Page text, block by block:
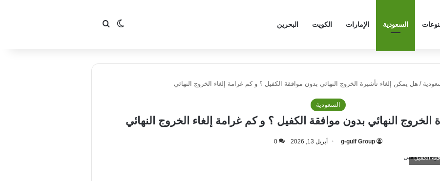
السعودية الإمارات الكويت البحرين الوضع المظلم
بحث عن
/ هل يمكن إلغاء تأشيرة الخروج النهائي بدون موافقة الكفيل ؟ و كم غرامة إلغاء الخروج النهائي
السعودية
الخروج النهائي بدون موافقة الكفيل ؟ و كم غرامة إلغاء الخروج النهائي
g-gulf Group أبريل 13, 2026 0
الكفيل